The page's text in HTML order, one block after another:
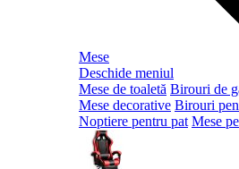
Mese
Deschide meniul
Mese de toaletă Birouri de
Mese decorative Birouri
Noptiere pentru pat Mese